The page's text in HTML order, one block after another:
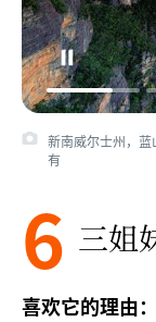
新南威尔士州，
有
6 三姐
喜欢它的理由